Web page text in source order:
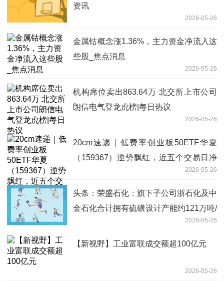
资讯
2026-05-26
金属钴概念涨1.36%，主力资金净流入这
些股_焦点消息
2026-05-26
机构席位卖出863.64万 北交所上市公司
朗信电气登龙虎榜|每日热议
2026-05-26
20cm速递｜低费率创业板50ETF华夏
（159367）逆势飘红，近五个交易日净
2026-05-26
头条：荣盛石化：旗下子公司浙石化及中
金石化合计拥有硫磺设计产能约121万吨/
2026-05-26
【新视野】工业富联成交额超100亿元
2026-05-26